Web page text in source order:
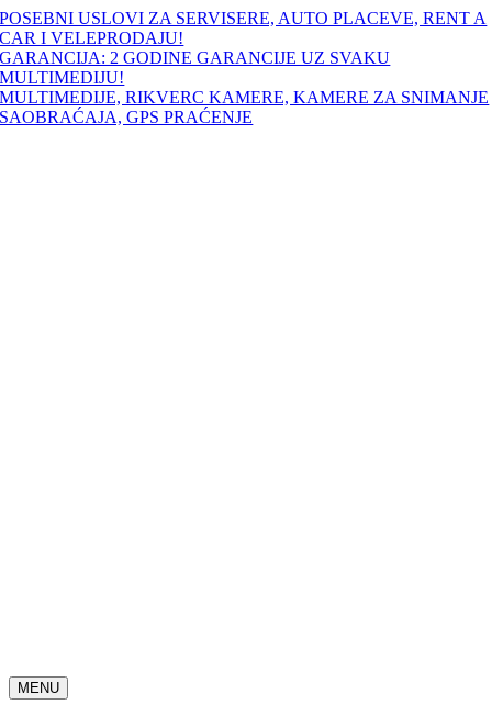
Skip
to
content
POSEBNI USLOVI ZA SERVISERE, AUTO PLACEVE, RENT A
CAR I VELEPRODAJU!
GARANCIJA: 2 GODINE GARANCIJE UZ SVAKU
MULTIMEDIJU!
MULTIMEDIJE, RIKVERC KAMERE, KAMERE ZA SNIMANJE
SAOBRAĆAJA, GPS PRAĆENJE
MENU